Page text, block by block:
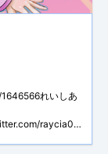
れいしあ
raycia04